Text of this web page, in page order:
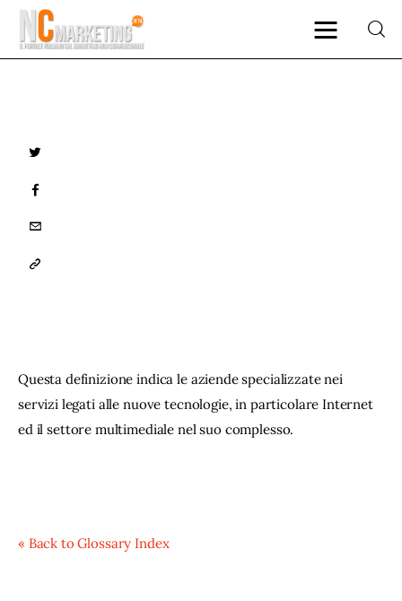
TWITTER
FACEBOOK
EMAIL
COPY
Questa definizione indica le aziende specializzate nei
servizi legati alle nuove tecnologie, in particolare Internet
ed il settore multimediale nel suo complesso.
« Back to Glossary Index